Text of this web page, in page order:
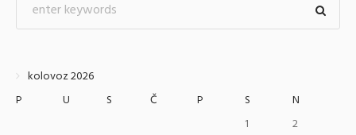
kolovoz 2026
P
U S Č P S
N
1
2